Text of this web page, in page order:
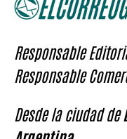
Responsable
Responsable
Desde la ciudad de